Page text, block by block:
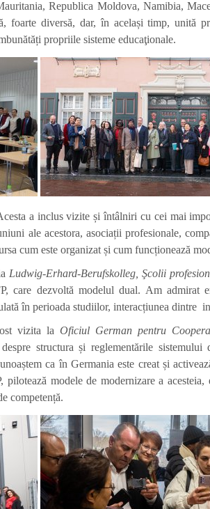
Republica Moldova, Namibia,
foarte diversă, dar, în același timp, unită
propriile sisteme educaţionale.
a inclus vizite și întâlniri cu cei mai
ale acestora, asociații profesionale,
cum este organizat și cum funcționează
Ludwig-Erhard-Berufskolleg, Şcolii
care dezvoltă modelul dual. Am admirat
în perioada studiilor, interacțiunea dintre
vizita la Oficiul German pentru
structura și reglementările
ca în Germania este creat și
modele de modernizare a acesteia,
competență.